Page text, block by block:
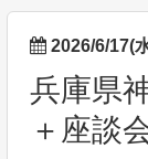
2026/6/17(
兵庫県
＋座談会